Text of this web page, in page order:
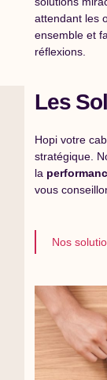
attendant les
ensemble et
réflexions.
Les
Hopi votre
stratégique.
la
vous
Nos